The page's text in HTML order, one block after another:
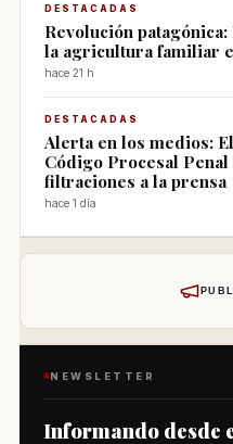
DESTACADAS
Revolución
la agricultura familiar
hace 21 h
DESTACADAS
Alerta en los medios:
Código Procesal
filtraciones a la prensa
hace 1 día
NEWSLETTER
Informando desde